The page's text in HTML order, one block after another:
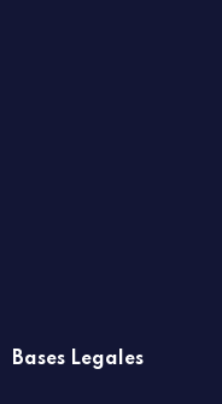
Bases Legales